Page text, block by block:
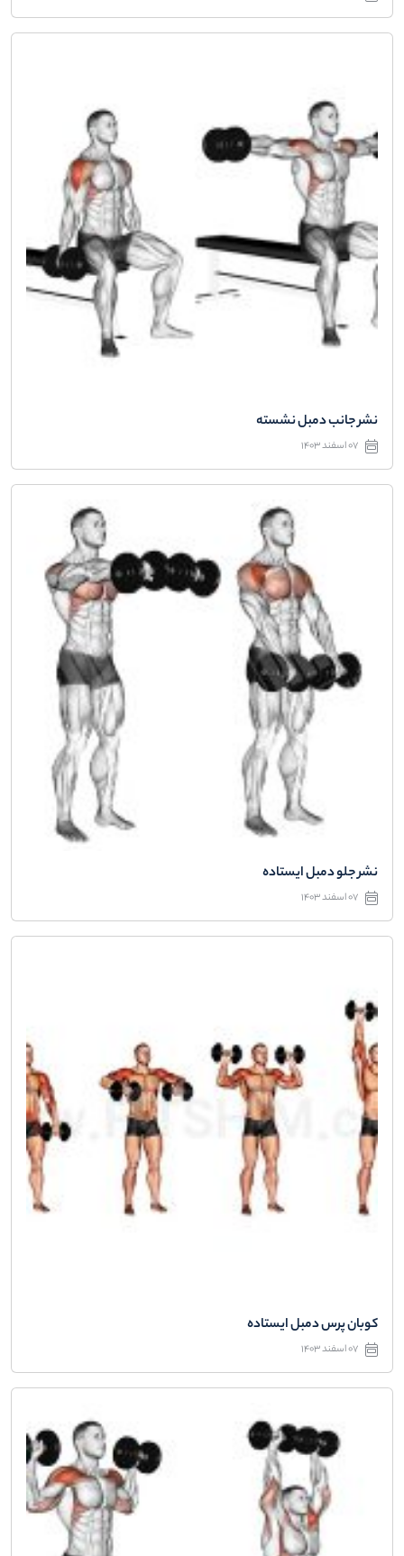
نشر جانب دمبل نشسته
07 اسفند 1403
نشر جلو دمبل ایستاده
07 اسفند 1403
کوبان پرس دمبل ایستاده
07 اسفند 1403